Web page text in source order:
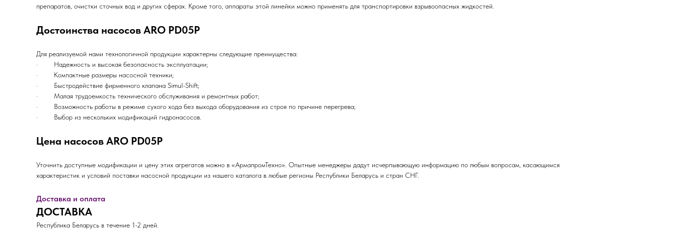
препаратов, очистки сточных вод и других сферах. Кроме того, аппараты этой линейки можно применять для транспортировки взрывоопасных жидкостей.
Достоинства насосов ARO PD05P
Для реализуемой нами технологичной продукции характерны следующие преимущества:
· Надежность и высокая безопасность эксплуатации;
· Компактные размеры насосной техники;
· Быстродействие фирменного клапана Simul-Shift;
· Малая трудоемкость технического обслуживания и ремонтных работ;
· Возможность работы в режиме сухого хода без выхода оборудования из строя по причине перегрева;
· Выбор из нескольких модификаций гидронасосов.
Цена насосов ARO PD05P
Уточнить доступные модификации и цену этих агрегатов можно в «АрмапромТехно». Опытные менеджеры дадут исчерпывающую информацию по любым вопросам, касающимся
характеристик и условий поставки насосной продукции из нашего каталога в любые регионы Республики Беларусь и стран СНГ.
Доставка и оплата
ДОСТАВКА
Республика Беларусь в течение 1-2 дней.